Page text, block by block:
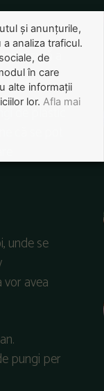
a
de plastic
că se pot
unde se
vor avea
pungi per
și anunțurile,
analiza traficul.
de
în care
alte informații
lor. Afla mai